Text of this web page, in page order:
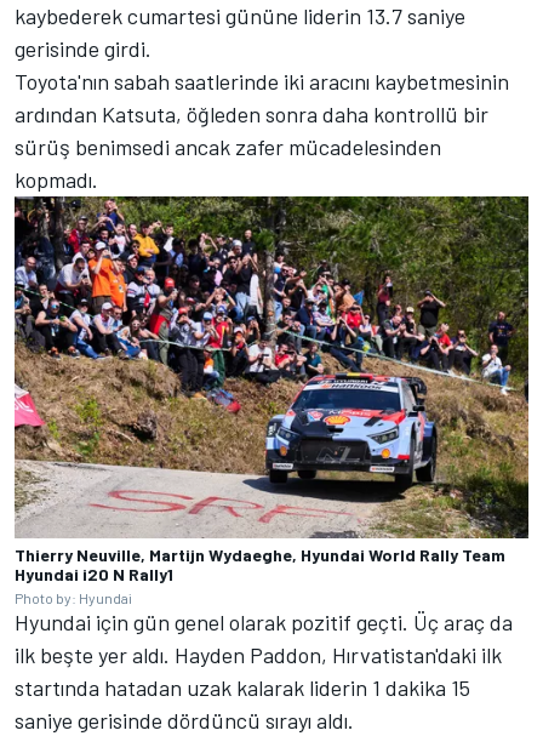
kaybederek cumartesi gününe liderin 13.7 saniye
gerisinde girdi.
Toyota'nın sabah saatlerinde iki aracını kaybetmesinin
ardından Katsuta, öğleden sonra daha kontrollü bir
sürüş benimsedi ancak zafer mücadelesinden
kopmadı.
Thierry Neuville, Martijn Wydaeghe, Hyundai World Rally Team
Hyundai i20 N Rally1
Photo by: Hyundai
Hyundai için gün genel olarak pozitif geçti. Üç araç da
ilk beşte yer aldı. Hayden Paddon, Hırvatistan'daki ilk
startında hatadan uzak kalarak liderin 1 dakika 15
saniye gerisinde dördüncü sırayı aldı.